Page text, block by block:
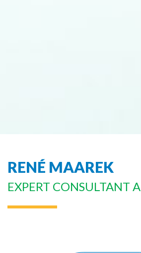
RENÉ MAAREK
EXPERT CONSULTANT